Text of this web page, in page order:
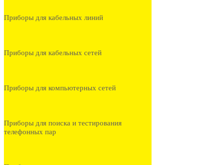
Приборы для кабельных линий
Приборы для кабельных сетей
Приборы для компьютерных сетей
Приборы для поиска и тестирования
телефонных пар